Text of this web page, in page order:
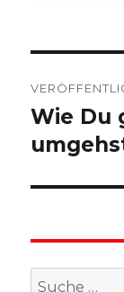
Wie Du
Suche